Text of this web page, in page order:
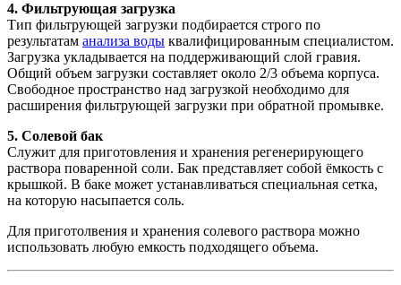
4. Фильтрующая загрузка
Тип фильтрующей загрузки подбирается строго по
результатам анализа воды квалифицированным специалистом.
Загрузка укладывается на поддерживающий слой гравия.
Общий объем загрузки составляет около 2/3 объема корпуса.
Свободное пространство над загрузкой необходимо для
расширения фильтрующей загрузки при обратной промывке.
5. Солевой бак
Cлужит для приготовления и хранения регенерирующего
раствора поваренной соли. Бак представляет собой ёмкость с
крышкой. В баке может устанавливаться специальная сетка,
на которую насыпается соль.
Для приготолвения и хранения солевого раствора можно
использовать любую емкость подходящего объема.